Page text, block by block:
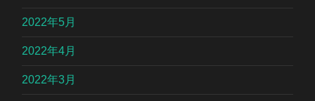
2022年5月
2022年4月
2022年3月